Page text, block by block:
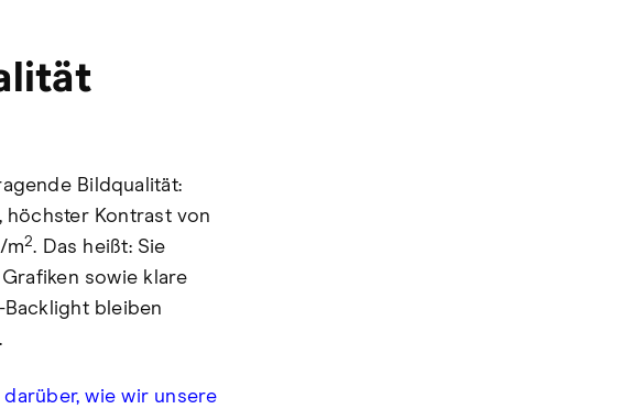
Bildqualität:
höchster Kontrast von
m2. Das heißt: Sie
sowie klare
Backlight bleiben
wie wir unsere